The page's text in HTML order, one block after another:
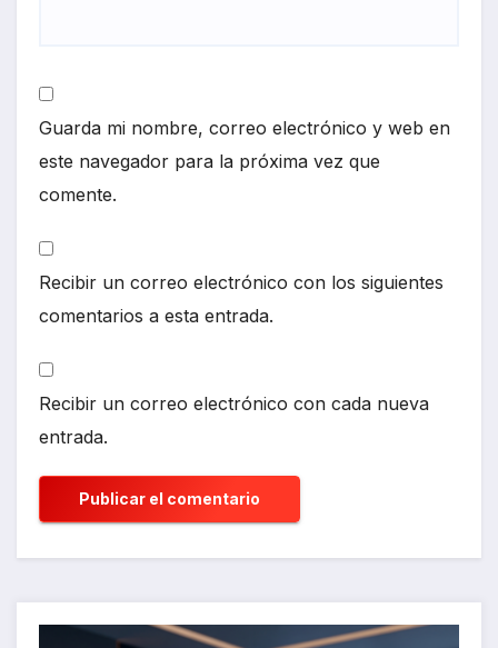
Guarda mi nombre, correo electrónico y web en
este navegador para la próxima vez que
comente.
Recibir un correo electrónico con los siguientes
comentarios a esta entrada.
Recibir un correo electrónico con cada nueva
entrada.